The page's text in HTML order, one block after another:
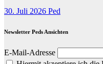
30. Juli 2026 Ped
Newsletter Peds Ansichten
E-Mail-Adresse